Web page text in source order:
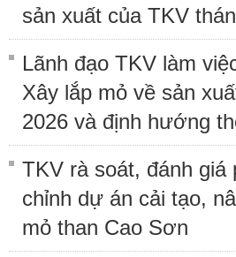
sản xuất của TKV
Lãnh đạo TKV làm
Xây lắp mỏ về sản
2026 và định hướng
TKV rà soát, đánh giá
chỉnh dự án cải tạo,
mỏ than Cao Sơn